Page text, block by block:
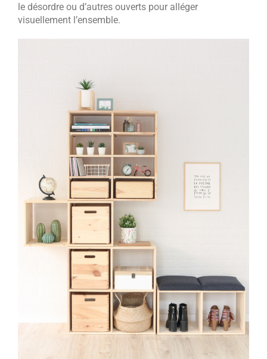
le désordre ou d’autres ouverts pour alléger
visuellement l’ensemble.